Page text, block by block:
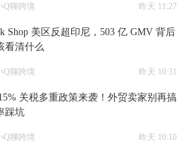
Q聊跨境 昨天 11:27
Shop 美区反超印尼，503 亿 GMV 背后
看清什么
Q聊跨境 昨天 10:31
关税多重政策来袭！外贸卖家别再搞
踩坑
Q聊跨境 昨天 10:10